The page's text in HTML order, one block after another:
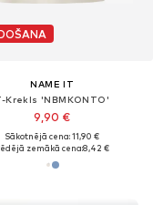
NAME IT
Krekls 'NBMKONTO'
9,90 €
Sākotnējā cena: 11,90 €
zemākā cena:8,42 €